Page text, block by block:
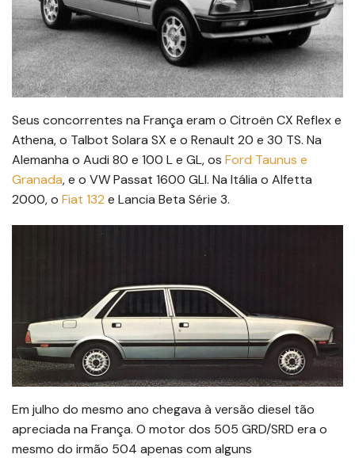
Seus concorrentes na França eram o Citroën CX Reflex e
Athena, o Talbot Solara SX e o Renault 20 e 30 TS. Na
Alemanha o Audi 80 e 100 L e GL, os Ford Taunus e
Granada, e o VW Passat 1600 GLI. Na Itália o Alfetta
2000, o Fiat 132 e Lancia Beta Série 3.
Em julho do mesmo ano chegava à versão diesel tão
apreciada na França. O motor dos 505 GRD/SRD era o
mesmo do irmão 504 apenas com alguns